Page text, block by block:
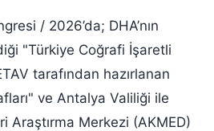
/ 2026’da; DHA’nın
"Türkiye Coğrafi İşaretli
tarafından hazırlanan
ve Antalya Valiliği ile
Araştırma Merkezi (AKMED)